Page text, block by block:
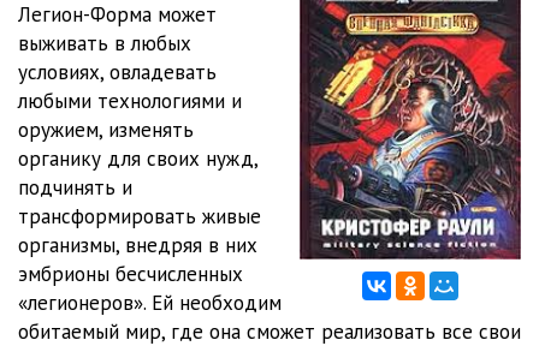
08.Кристофер Раули - Боевая форма 13:24
09.Кристофер Раули - Боевая форма 19:46
10.Кристофер Раули - Боевая форма 17:23
11.Кристофер Раули - Боевая форма 17:47
12.Кристофер Раули - Боевая форма 10:59
13.Кристофер Раули - Боевая форма 13:58
14.Кристофер Раули - Боевая форма
Легион-Форма может
выживать в любых
условиях, овладевать
любыми технологиями и
оружием, изменять
органику для своих нужд,
подчинять и
трансформировать живые
организмы, внедряя в них
эмбрионы бесчисленных
«легионеров». Ей необходим
обитаемый мир, где она сможет реализовать все свои